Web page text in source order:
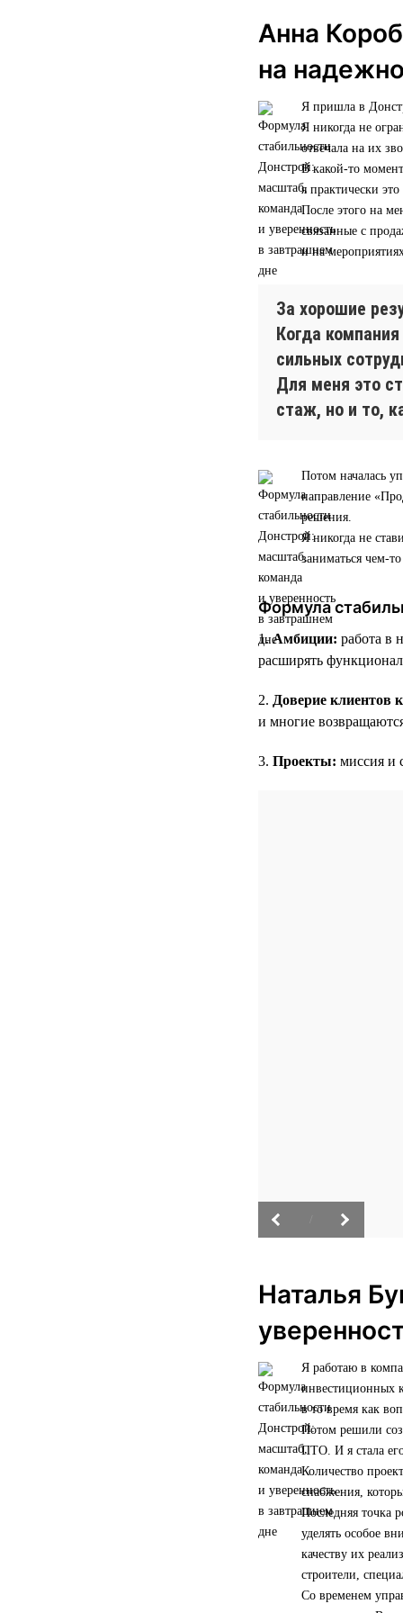
Анна
на
Я пришла в
Я никогда не
отвечала на их
В какой-то
я практически
После этого на
связанные с
и на
За хорошие
Когда
сильных
Для меня это
стаж, но и то,
Потом началась
направление
решения.
Я никогда не
заниматься чем-
Формула
1.Амбиции: работа в
расширять
2. Доверие клиентов
и многие
3. Проекты: миссия и
Наталья
Я работаю в
инвестиционных
в то время как
Потом решили
ПТО. И я стала
Количество
снабжения,
Последняя точка
уделять особое
качеству их
строители,
Со временем